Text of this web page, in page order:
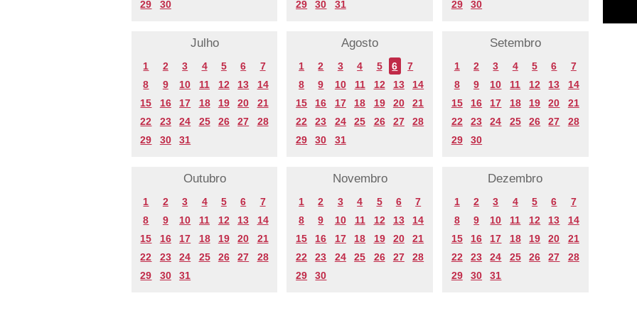
29
30
29
30 31
29
30
Julho
1 2 3 4 5 6
7
8
9 10 11 12 13
14
15
16 17 18 19 20
21
22
23 24 25 26 27
28
29
30 31
Agosto
1 2 3 4 5 6
7
8
9 10 11 12 13
14
15
16 17 18 19 20
21
22
23 24 25 26 27
28
29
30 31
Setembro
1 2 3 4 5 6
7
8
9 10 11 12 13
14
15
16 17 18 19 20
21
22
23 24 25 26 27
28
29
30
Outubro
1 2 3 4 5 6
7
8
9 10 11 12 13
14
15
16 17 18 19 20
21
22
23 24 25 26 27
28
29
30 31
Novembro
1 2 3 4 5 6
7
8
9 10 11 12 13
14
15
16 17 18 19 20
21
22
23 24 25 26 27
28
29
30
Dezembro
1 2 3 4 5 6
7
8
9 10 11 12 13
14
15
16 17 18 19 20
21
22
23 24 25 26 27
28
29
30 31